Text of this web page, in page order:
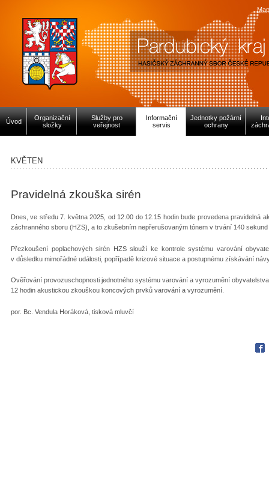
Úvod
Organizační
složky
Služby pro
veřejnost
Informační
servis
Jednotky požární
ochrany
KVĚTEN
Pravidelná zkouška sirén
Dnes, ve středu 7. května 2025, od 12.00 do 12.15 hodin bude provedena pravidelná
záchranného sboru (HZS), a to zkušebním nepřerušovaným tónem v trvání 140
Přezkoušení poplachových sirén HZS slouží ke kontrole systému varování
v důsledku mimořádné události, popřípadě krizové situace a postupnému získávání
Ověřování provozuschopnosti jednotného systému varování a vyrozumění
12 hodin akustickou zkouškou koncových prvků varování a vyrozumění.
por. Bc. Vendula Horáková, tisková mluvčí